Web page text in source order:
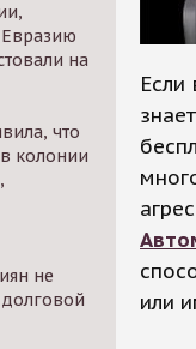
на
что
колонии
не
или